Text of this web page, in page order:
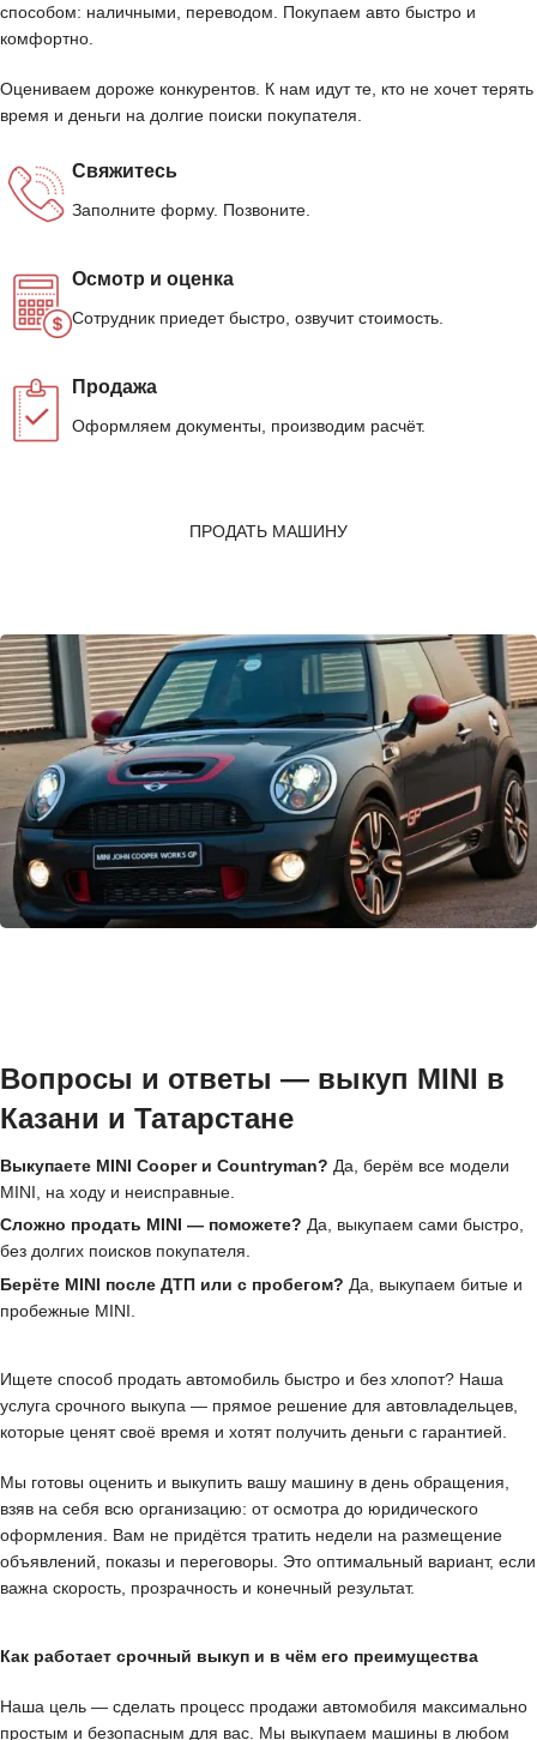
способом: наличными, переводом. Покупаем авто быстро и
комфортно.
Оцениваем дороже конкурентов. К нам идут те, кто не хочет терять
время и деньги на долгие поиски покупателя.
Свяжитесь
Заполните форму. Позвоните.
Осмотр и оценка
Сотрудник приедет быстро, озвучит стоимость.
Продажа
Оформляем документы, производим расчёт.
ПРОДАТЬ МАШИНУ
Вопросы и ответы — выкуп MINI в
Казани и Татарстане
Выкупаете MINI Cooper и Countryman? Да, берём все модели
MINI, на ходу и неисправные.
Сложно продать MINI — поможете? Да, выкупаем сами быстро,
без долгих поисков покупателя.
Берёте MINI после ДТП или с пробегом? Да, выкупаем битые и
пробежные MINI.
Ищете способ продать автомобиль быстро и без хлопот? Наша
услуга срочного выкупа — прямое решение для автовладельцев,
которые ценят своё время и хотят получить деньги с гарантией.
Мы готовы оценить и выкупить вашу машину в день обращения,
взяв на себя всю организацию: от осмотра до юридического
оформления. Вам не придётся тратить недели на размещение
объявлений, показы и переговоры. Это оптимальный вариант, если
важна скорость, прозрачность и конечный результат.
Как работает срочный выкуп и в чём его преимущества
Наша цель — сделать процесс продажи автомобиля максимально
простым и безопасным для вас. Мы выкупаем машины в любом